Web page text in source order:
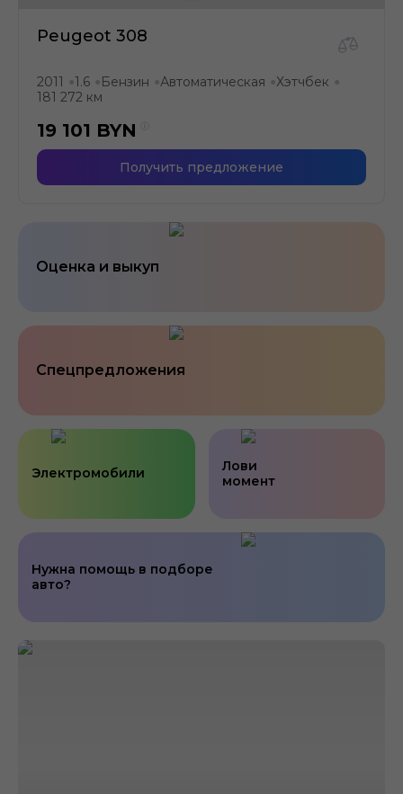
Peugeot 308
2011 ●1.6 ● Бензин ●Автоматическая ●Хэтчбек ●
181 272 км
19 101 BYN
Получить предложение
Оценка и выкуп
Спецпредложения
Нужна помощь в подборе
авто?
Электромобили
Лови
момент